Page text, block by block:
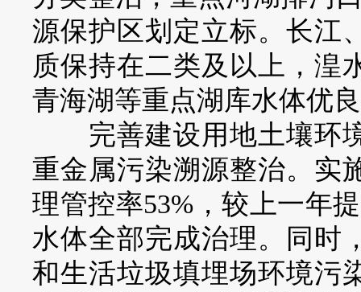
源保护区划定立标。长江
质保持在二类及以上，湟
青海湖等重点湖库水体优
完善建设用地土壤环境
重金属污染溯源整治。实
理管控率53%，较上一年
水体全部完成治理。同时
和生活垃圾填埋场环境污